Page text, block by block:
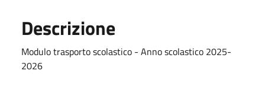
Descrizione
Modulo trasporto scolastico - Anno scolastico 2025-
2026